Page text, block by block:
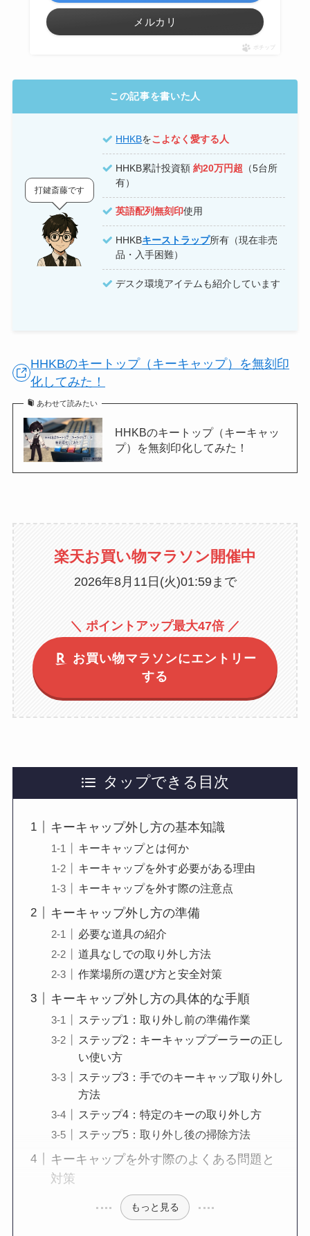
メルカリ
ポチップ
この記事を書いた人
HHKBをこよなく愛する人
HHKB累計投資額約20万円超 （5台所
有）
英語配列無刻印使用
HHKBキーストラップ所有（現在非売
品・入手困難）
デスク環境アイテムも紹介しています
打鍵斎藤です
HHKBのキートップ（キーキャップ）を無刻印
化してみた！
あわせて読みたい
HHKBのキートップ（キーキャッ
プ）を無刻印化してみた！
楽天お買い物マラソン開催中
2026年8月11日(火)01:59まで
＼ ポイントアップ最大47倍 ／
お買い物マラソンにエントリー
する
タップできる目次
キーキャップ外し方の基本知識
キーキャップとは何か
キーキャップを外す必要がある理由
キーキャップを外す際の注意点
キーキャップ外し方の準備
必要な道具の紹介
道具なしでの取り外し方法
作業場所の選び方と安全対策
キーキャップ外し方の具体的な手順
ステップ1：取り外し前の準備作業
ステップ2：キーキャッププーラーの正し
い使い方
ステップ3：手でのキーキャップ取り外し
方法
ステップ4：特定のキーの取り外し方
ステップ5：取り外し後の掃除方法
キーキャップを外す際のよくある問題と
対策
もっと見る